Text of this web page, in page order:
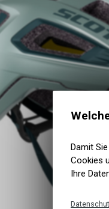
Damit
Cookies
Ihre